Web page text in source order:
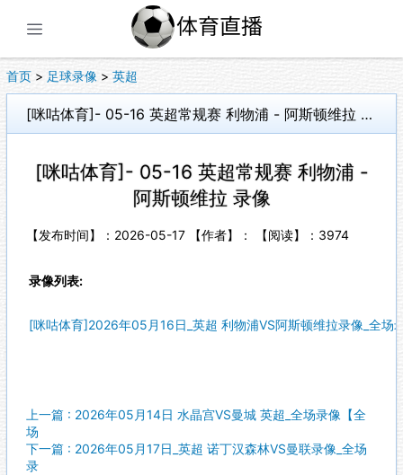
首页 > 足球录像 > 英超
[咪咕体育]- 05-16 英超常规赛 利物浦 - 阿斯顿维拉 录像
[咪咕体育]- 05-16 英超常规赛 利物浦 -
阿斯顿维拉 录像
【发布时间】：2026-05-17 【作者】： 【阅读】： 3974
录像列表:
[咪咕体育]2026年05月16日_英超 利物浦VS阿斯顿维拉录像_全场
上一篇 : 2026年05月14日 水晶宫VS曼城 英超_全场录像【全
场
下一篇 : 2026年05月17日_英超 诺丁汉森林VS曼联录像_全场
录